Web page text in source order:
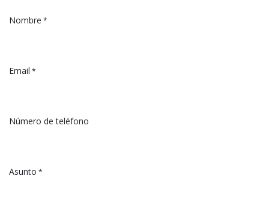
Nombre *
Email *
Número de teléfono
Asunto *